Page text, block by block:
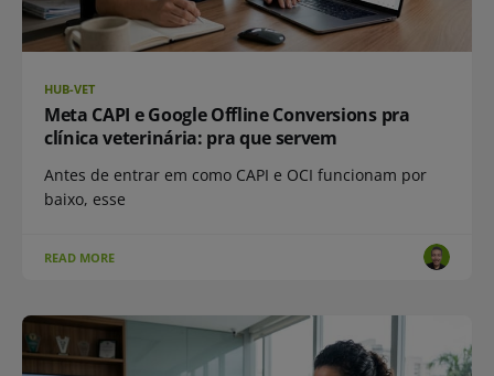
HUB-VET
Meta CAPI e Google Offline Conversions pra
clínica veterinária: pra que servem
Antes de entrar em como CAPI e OCI funcionam por
baixo, esse
READ MORE